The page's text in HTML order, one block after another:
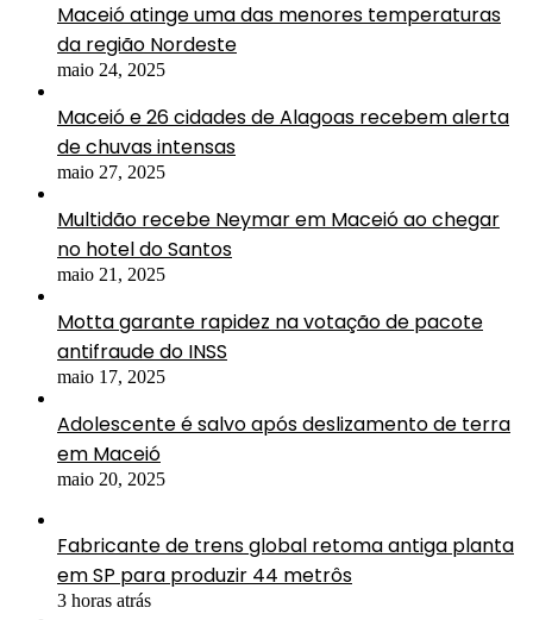
Maceió atinge uma das menores temperaturas
da região Nordeste
maio 24, 2025
Maceió e 26 cidades de Alagoas recebem alerta
de chuvas intensas
maio 27, 2025
Multidão recebe Neymar em Maceió ao chegar
no hotel do Santos
maio 21, 2025
Motta garante rapidez na votação de pacote
antifraude do INSS
maio 17, 2025
Adolescente é salvo após deslizamento de terra
em Maceió
maio 20, 2025
Fabricante de trens global retoma antiga planta
em SP para produzir 44 metrôs
3 horas atrás